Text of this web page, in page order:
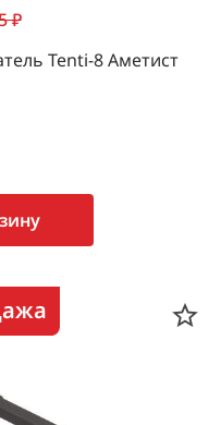
₽
Tenti-8 Аметист